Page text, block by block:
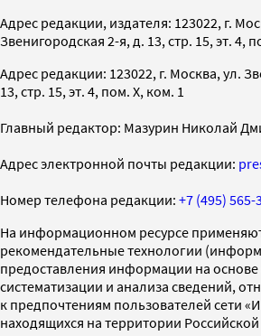
Адрес редакции, издателя: 123022, г.
Звенигородская 2-я, д. 13, стр. 15, эт. 4,
Адрес редакции: 123022, г. Москва, ул.
13, стр. 15, эт. 4, пом. X, ком. 1
Главный редактор: Мазурин Николай
Адрес электронной почты редакции:
Номер телефона редакции: +7 (495) 565-
На информационном ресурсе
рекомендательные технологии
предоставления информации на основе
систематизации и анализа сведений,
к предпочтениям пользователей сети
находящихся на территории